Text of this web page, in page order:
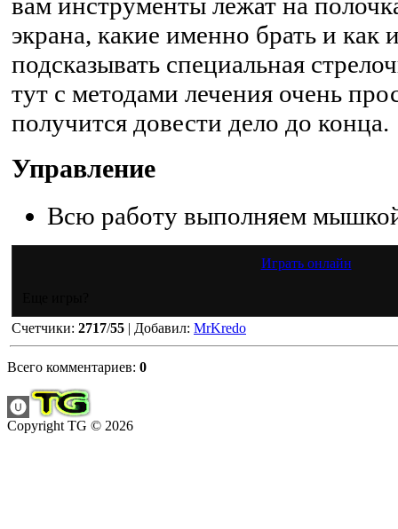
экрана, какие именно брать и как
подсказывать специальная
тут с методами лечения очень
получится довести дело до конца.
Управление
Всю работу выполняем
Играть онлайн
Счетчики: 2717/55 | Добавил: MrKredo
Всего комментариев: 0
Copyright TG © 2026